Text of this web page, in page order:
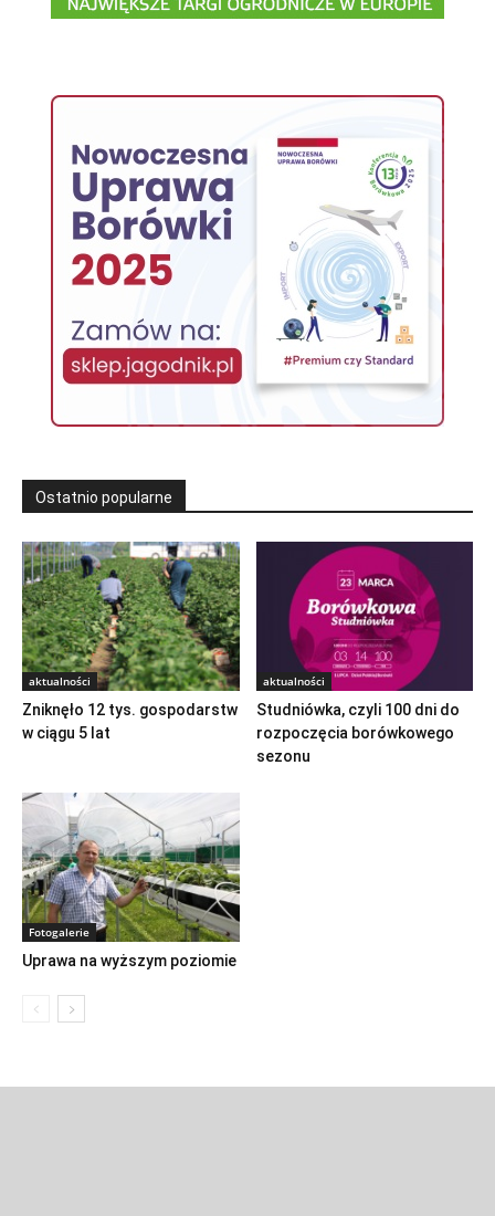
Ostatnio popularne
aktualności
Zniknęło 12 tys. gospodarstw
w ciągu 5 lat
aktualności
Studniówka, czyli 100 dni do
rozpoczęcia borówkowego
sezonu
Fotogalerie
Uprawa na wyższym poziomie